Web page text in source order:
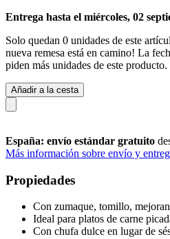
Entrega hasta el miércoles, 02
Solo quedan 0 unidades de este
nueva remesa está en camino! La
piden más unidades de este producto.
Añadir a la cesta
España: envío estándar gratuito
Más información sobre envío y
Propiedades
Con zumaque, tomillo,
Ideal para platos de carne
Con chufa dulce en lugar de